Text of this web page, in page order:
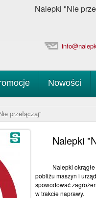
Nalepki "Nie
Nowości
przełączaj"
Nalepki
Nalepki okrągłe
pobliżu maszyn i
spowodować
w trakcie naprawy.